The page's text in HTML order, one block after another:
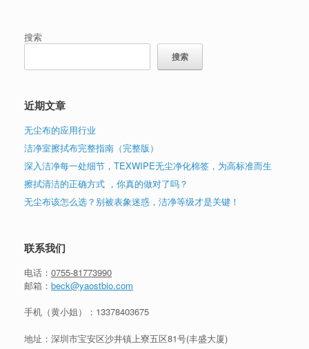
搜索
搜索
近期文章
无尘布的应用行业
洁净室擦拭布完整指南（完整版）
深入洁净每一处细节，TEXWIPE无尘净化棉签，为高标准而生
擦拭清洁的正确方式 ，你真的做对了吗？
无尘布该怎么选？别被表象迷惑，洁净等级才是关键！
联系我们
电话： 0755-81773990
邮箱： beck@yaostbio.com
手机（黄小姐）： 13378403675
地址：深圳市宝安区沙井镇上寮五区81号(丰盛大厦)